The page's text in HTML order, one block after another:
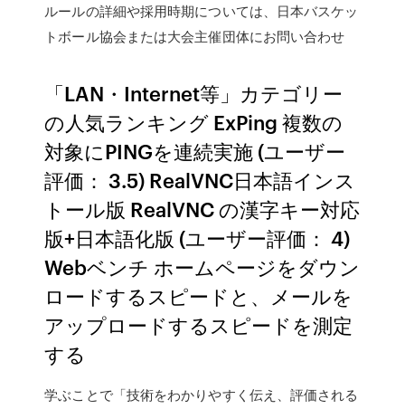
ルールの詳細や採用時期については、日本バスケッ
トボール協会または大会主催団体にお問い合わせ
「LAN・Internet等」カテゴリー
の人気ランキング ExPing 複数の
対象にPINGを連続実施 (ユーザー
評価： 3.5) RealVNC日本語インス
トール版 RealVNC の漢字キー対応
版+日本語化版 (ユーザー評価： 4)
Webベンチ ホームページをダウン
ロードするスピードと、メールを
アップロードするスピードを測定
する
学ぶことで「技術をわかりやすく伝え、評価される